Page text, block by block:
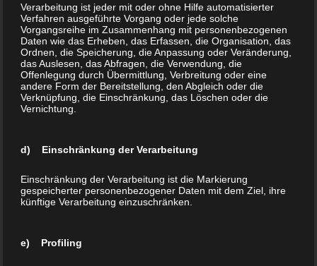
Hardeggasse 69, Top 21
1220 Wien
Österreich
Telefon:+43 1 283 9999
E-Mail:office@buchdrucker.at
Aktion
Verarbeitung ist jeder mit oder ohne Hilfe automatisierter
Verfahren ausgeführte Vorgang oder jede solche
Vorgangsreihe im Zusammenhang mit personenbezogenen
Daten wie das Erheben, das Erfassen, die Organisation, das
Ordnen, die Speicherung, die Anpassung oder Veränderung,
das Auslesen, das Abfragen, die Verwendung, die
Offenlegung durch Übermittlung, Verbreitung oder eine
andere Form der Bereitstellung, den Abgleich oder die
Verknüpfung, die Einschränkung, das Löschen oder die
Vernichtung.
d) Einschränkung der Verarbeitung
Einschränkung der Verarbeitung ist die Markierung
gespeicherter personenbezogener Daten mit dem Ziel, ihre
künftige Verarbeitung einzuschränken.
e) Profiling